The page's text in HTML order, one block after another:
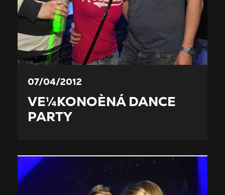
07/04/2012
VE¼KONOÈNÁ DANCE
PARTY